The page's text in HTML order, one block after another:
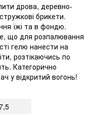
дрова, деревно-
брикети.
їжі та в фондю.
що для розпалювання
гелю нанести на
розтікаючись по
Категорично
у відкритий вогонь!